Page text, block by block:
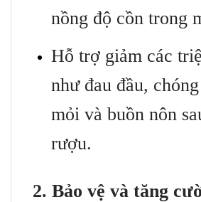
nồng độ cồn trong
Hỗ trợ giảm các
như đau đầu,
mỏi và buồn nôn
rượu.
2. Bảo vệ và tăng